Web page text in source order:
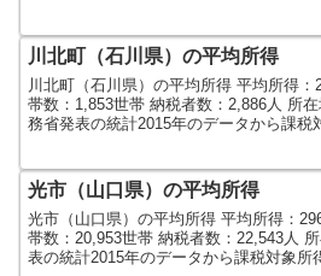
川北町（石川県）の平均所得
川北町（石川県）の平均所得 平均所得
帯数：1,853世帯 納税者数：2,886人 所
務省発表の統計2015年のデータから課税
光市（山口県）の平均所得
光市（山口県）の平均所得 平均所得：
帯数：20,953世帯 納税者数：22,543人
表の統計2015年のデータから課税対象所